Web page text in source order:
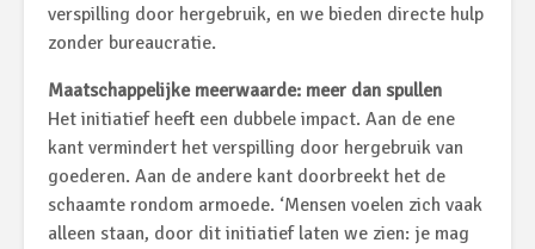
verspilling door hergebruik, en we bieden directe hulp
zonder bureaucratie.
Maatschappelijke meerwaarde: meer dan spullen
Het initiatief heeft een dubbele impact. Aan de ene
kant vermindert het verspilling door hergebruik van
goederen. Aan de andere kant doorbreekt het de
schaamte rondom armoede. ‘Mensen voelen zich vaak
alleen staan, door dit initiatief laten we zien: je mag